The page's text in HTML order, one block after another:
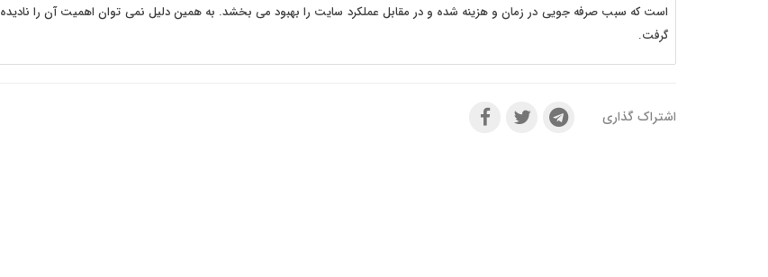
است که سبب صرفه جویی در زمان و هزینه شده و در مقابل عملکرد سایت را بهبود می بخشد. به همین دلیل نمی توان اهمیت آن را نادیده
گرفت.
اشتراک گذاری